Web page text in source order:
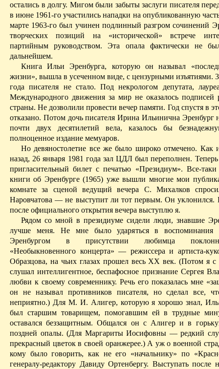
остались в долгу. Мигом были забыты заслуги писателя
в июне 1961-го участились нападки на опубликованную
марте 1963-го был учинен подлинный разгром сочинений
творческих позиций на «исторической» встрече
партийным руководством. Эта опала фактически не
дальнейшем.
Книга Ильи Эренбурга, которую он называл
жизни», вышла в усеченном виде, с цензурными изъятиями.
года писателя не стало. Поднекрологом депутата,
Международного движения за мир не оказалось подписей
страны. Не дозволили провести вечер памяти. Год спустя в
отказано. Потом дочь писателя Ирина Ильинична Эренбург
почти двух десятилетий вела, казалось бы
полноценное издание мемуаров.
Но девяностолетие все же было широко отмечено. Как
назад, 26 января 1981 года зал ЦДЛ был переполнен.
пригласительный билет с печатью «Президиум». Все-
книги об Эренбурге (1965) уже вышли многие мои
комнате за сценой ведущий вечера С. Михалков
Наровчатова — не выступит ли тот первым. Он уклонился.
после официального открытия вечера выступлю я.
Рядом со мной в президиуме сидели люди, знавшие
лучше меня. Не мне было ударяться в воспоминания
Эренбургом в присутствии любимца
«Необыкновенного концерта» — режиссера и артиста-
Образцова, на чьих глазах прошел весь XX век.(Потом я с
слушал интеллигентное,беспафосное признание Сергея
любви к своему современнику. Речь его показалась мне
он не называл противников писателя, но сделал все,
неприятно.) Для М. И. Алигер, которуюя хорошо знал,
был старшим товарищем, помогавшим ей в трудные
оставался беззащитным. Общался он с Алигер и в
поздней опалы. (Для Маргариты Иосифовны — редкий
прекрасный цветок в своей оранжерее.) А уж о военной
кому было говорить, как не его «начальнику» по
генералу-редактору ДавидуОртенбергу. Выступать